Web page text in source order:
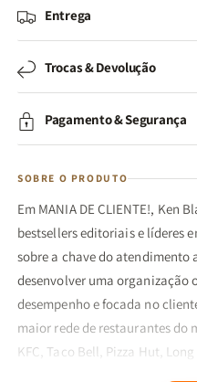
Entrega
Trocas & Devolução
Pagamento & Segurança
SOBRE O PRODUTO
Em MANIA DE CLIENTE!, Ken
bestsellers editoriais e líderes
sobre a chave do atendimento
desenvolver uma organização
desempenho e focada no
maior rede de restaurantes do
KFC, Taco Bell, Pizza Hut,